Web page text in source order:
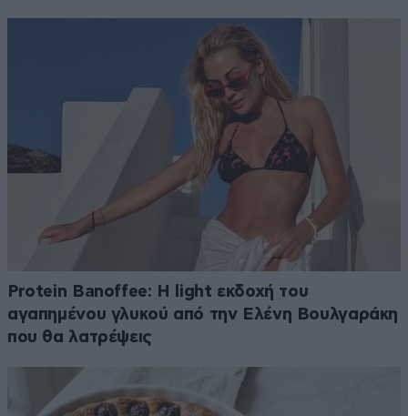
Protein Banoffee: Η light εκδοχή του
αγαπημένου γλυκού από την Ελένη Βουλγαράκη
που θα λατρέψεις